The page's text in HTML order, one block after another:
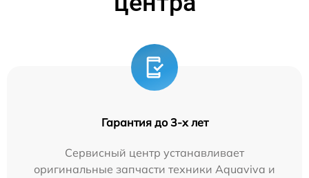
Гарантия до 3-х лет
Сервисный центр устанавливает
оригинальные запчасти техники Aquaviva и